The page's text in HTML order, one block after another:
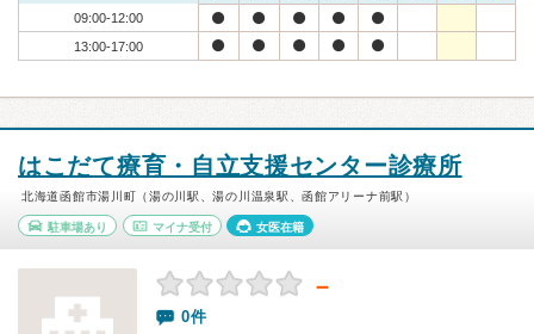
09:00-12:00
13:00-17:00
はこだて療育・自立支援センター診療所
北海道函館市湯川町（湯の川駅、湯の川温泉駅、函館アリーナ前駅）
駐車場あり マイナ受付 女医在籍
－
0件